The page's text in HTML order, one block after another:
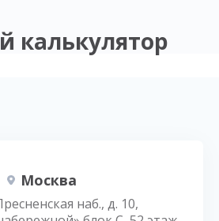
калькулятор
Москва
наб., д. 10,